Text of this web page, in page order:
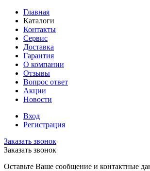
Главная
Каталоги
Контакты
Сервис
Доставка
Гарантия
О компании
Отзывы
Вопрос ответ
Акции
Новости
Вход
Регистрация
Заказать звонок
Заказать звонок
Оставьте Ваше сообщение и контактные